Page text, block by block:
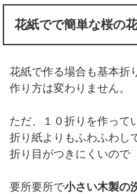
花紙でで簡単な桜の
花紙で作る場合も基本折
作り方は変わりません。
ただ、１０折りを作って
折り紙よりもふわふわし
折り目がつきにくいので
要所要所で小さい木製の